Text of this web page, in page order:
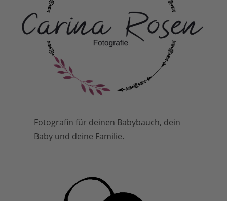
Fotografin für deinen Babybauch, dein
Baby und deine Familie.